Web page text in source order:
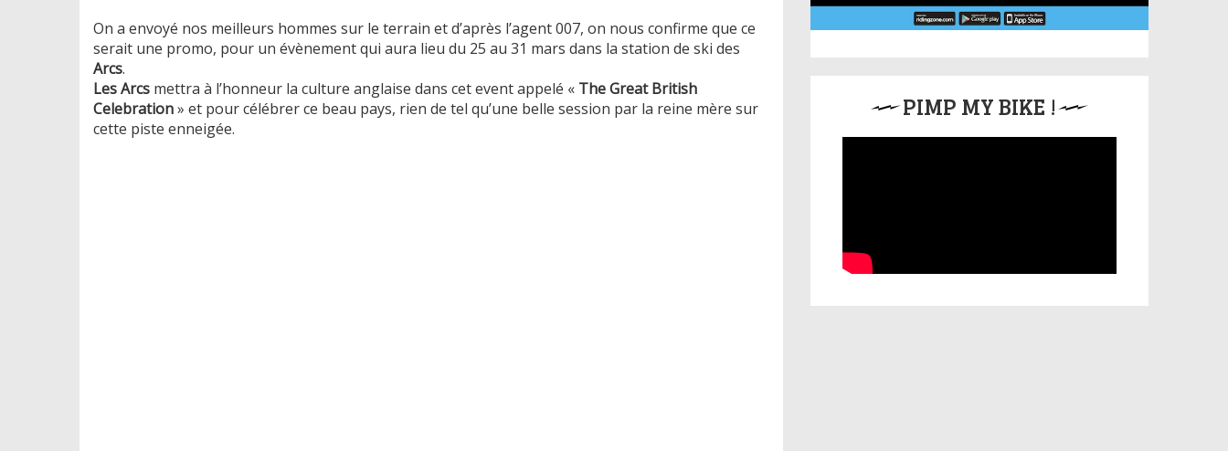
On a envoyé nos meilleurs hommes sur le terrain et d’après l’agent 007, on nous confirme que ce
serait une promo, pour un évènement qui aura lieu du 25 au 31 mars dans la station de ski des
Arcs.
Les Arcs mettra à l’honneur la culture anglaise dans cet event appelé « The Great British
Celebration» et pour célébrer ce beau pays, rien de tel qu’une belle session par la reine mère sur
cette piste enneigée.
PIMP MY BIKE !